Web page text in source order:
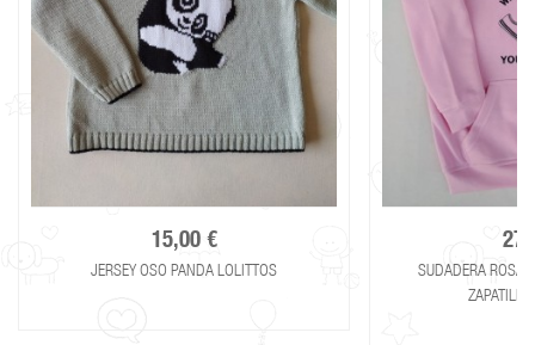
15,00 €
JERSEY OSO PANDA LOLITTOS
SUDADERA ROSA